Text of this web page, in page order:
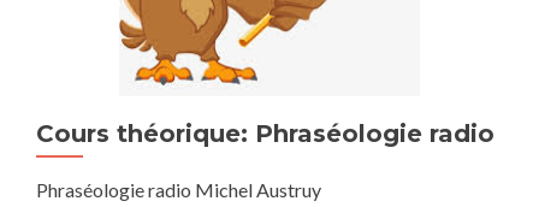
Cours théorique: Phraséologie radio
Phraséologie radio Michel Austruy